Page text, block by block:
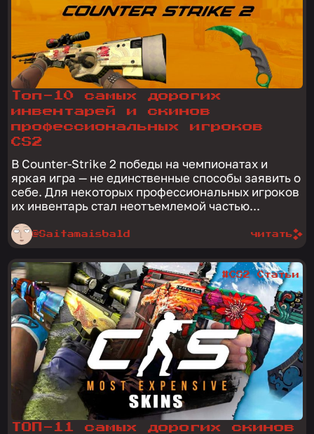
Топ-10 самых дорогих
инвентарей и скинов
профессиональных игроков
CS2
В Counter-Strike 2 победы на чемпионатах и
яркая игра — не единственные способы заявить о
себе. Для некоторых профессиональных игроков
их инвентарь стал неотъемлемой частью...
@Saitamaisbald читать
ТОП-11 самых дорогих скинов
#CS2 Статьи